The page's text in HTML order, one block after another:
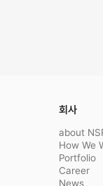
회사
about
How We
Portfolio
Career
News